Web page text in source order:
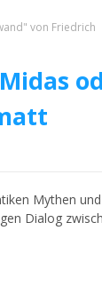
von Friedrich
Mythen und
Dialog